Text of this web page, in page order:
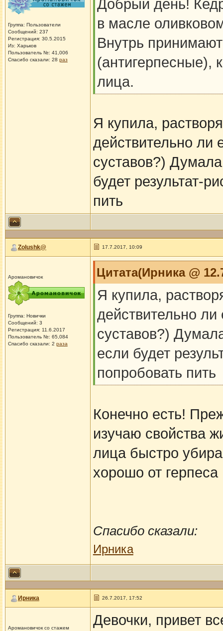
Группа: Пользователи
Сообщений: 237
Регистрация: 30.5.2015
Из: Харьков
Пользователь №: 41,006
Спасибо сказали: 28 раз
Добрый день!
в масле
Внутрь
(антигерпесные),
лица.
Я купила,
действительно ли
суставов?)
будет результат-
пить
Zolushk@ 17.7.2017, 10:09
Аромановичок
Группа: Новички
Сообщений: 3
Регистрация: 11.6.2017
Пользователь №: 65,084
Спасибо сказали: 2 раза
Цитата(Ирника @
Я купила,
действительно ли
суставов?)
если будет
попробовать пить
Конечно есть!
изучаю свойства
лица быстро
хорошо от
Спасибо сказали:
Ирника
Ирника 26.7.2017, 17:52
Аромановичок со стажем
Девочки, привет